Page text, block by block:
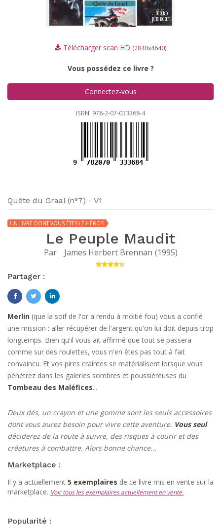
Télécharger scan HD (2840x4640)
Vous possédez ce livre ?
Connectez-vous
ISBN: 978-2-07-033368-4
9 782070 333684
Quête du Graal (n°7) - V1
UN LIVRE DONT VOUS ÊTES LE HÉROS
Le Peuple Maudit
Par James Herbert Brennan (1995)
Partager :
Merlin (que la soif de l'or a rendu à moitié fou) vous a confié
une mission : aller récupérer de l'argent qu'on lui doit depuis trop
longtemps. Bien qu'il vous ait affirmé que tout se passera
comme sur des roulettes, vous n'en êtes pas tout à fait
convaincu. Et vos pires craintes se matérialisent lorsque vous
pénétrez dans les galeries sombres et poussiéreuses du
Tombeau des Maléfices...
Deux dés, un crayon et une gomme sont les seuls accessoires
dont vous aurez besoin pour vivre cette aventure. Vous seul
déciderez de la route à suivre, des risques à courir et des
créatures à combattre. Alors bonne chance...
Marketplace :
Il y a actuellement 5 exemplaires de ce livre mis en vente sur la
marketplace. Voir tous les exemplaires actuellement en vente.
Popularité :